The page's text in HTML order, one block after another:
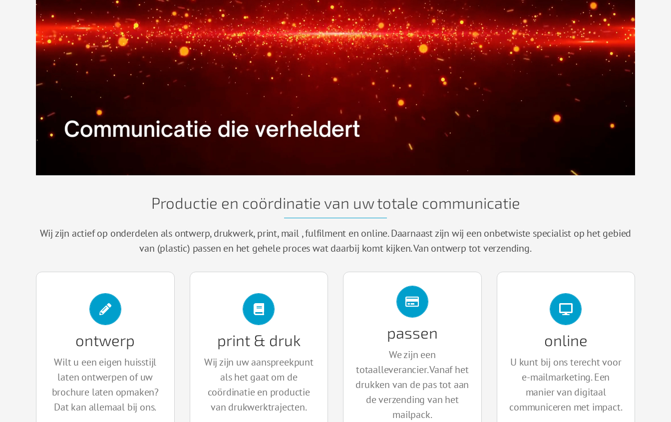
Productie en coördinatie van uw totale communicatie
Wij zijn actief op onderdelen als ontwerp, drukwerk, print, mail , fulfilment en online. Daarnaast zijn wij een onbetwiste specialist op het gebied
van (plastic) passen en het gehele proces wat daarbij komt kijken. Van ontwerp tot verzending.
ontwerp
Wilt u een eigen huisstijl
laten ontwerpen of uw
brochure laten opmaken?
Dat kan allemaal bij ons.
BEKIJK
print & druk
Wij zijn uw aanspreekpunt
als het gaat om de
coördinatie en productie
van drukwerktrajecten.
BEKIJK
passen
We zijn een
totaalleverancier. Vanaf het
drukken van de pas tot aan
de verzending van het
mailpack.
BEKIJK
online
U kunt bij ons terecht voor
e-mailmarketing. Een
manier van digitaal
communiceren met impact.
BEKIJK